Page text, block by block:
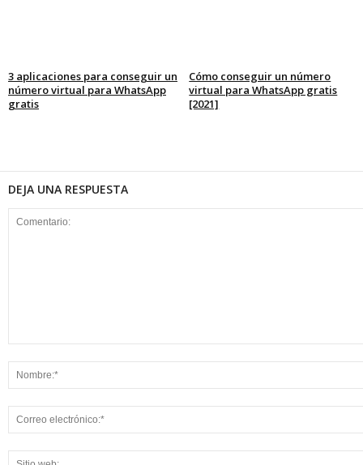
3 aplicaciones para conseguir un
número virtual para WhatsApp
gratis
Cómo conseguir un número
virtual para WhatsApp gratis
[2021]
DEJA UNA RESPUESTA